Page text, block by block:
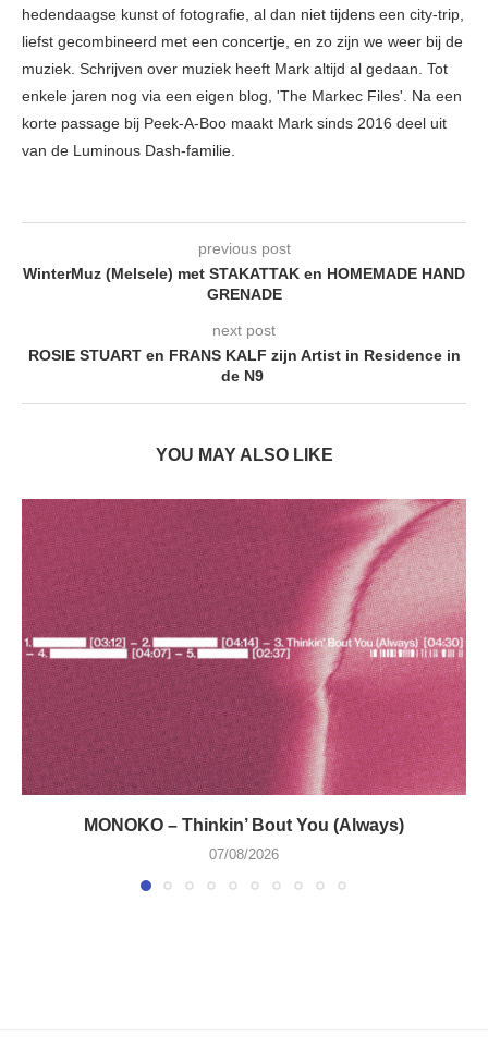
hedendaagse kunst of fotografie, al dan niet tijdens een city-trip,
liefst gecombineerd met een concertje, en zo zijn we weer bij de
muziek. Schrijven over muziek heeft Mark altijd al gedaan. Tot
enkele jaren nog via een eigen blog, 'The Markec Files'. Na een
korte passage bij Peek-A-Boo maakt Mark sinds 2016 deel uit
van de Luminous Dash-familie.
previous post
WinterMuz (Melsele) met STAKATTAK en HOMEMADE HAND
GRENADE
next post
ROSIE STUART en FRANS KALF zijn Artist in Residence in
de N9
YOU MAY ALSO LIKE
MONOKO – Thinkin’ Bout You (Always)
07/08/2026